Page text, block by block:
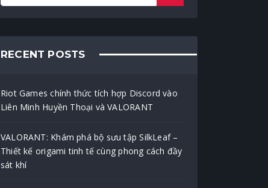
RECENT POSTS
Riot Games chính thức tích hợp Discord vào
Liên Minh Huyền Thoại và VALORANT
VALORANT: Khám phá bộ sưu tập SilkLeaf –
Thiết kế origami tinh tế cùng phong cách đầy
sát khí